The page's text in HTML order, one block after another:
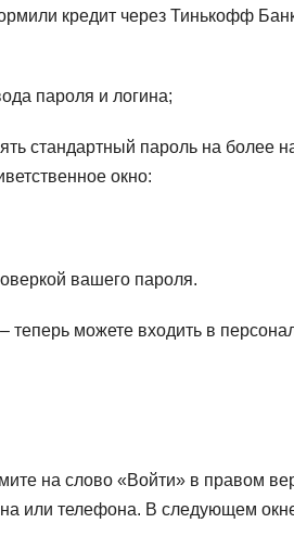
кредит через Тинькофф
пароля и логина;
стандартный пароль на более
окно:
вашего пароля.
теперь можете входить в
на слово «Войти» в правом
или телефона. В следующем